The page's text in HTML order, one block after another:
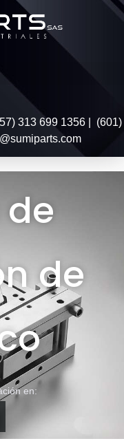
313 699 1356 | (601)
de
de
en: